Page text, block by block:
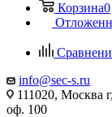
Корзина0
info@sec-s.ru
111020, Москва
оф. 100